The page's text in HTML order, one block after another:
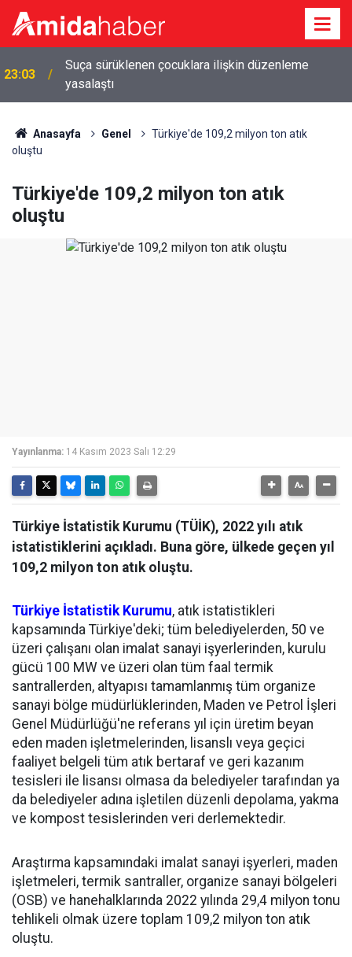
23:03
Suça sürüklenen çocuklara ilişkin düzenleme
yasalaştı
Anasayfa Genel
Türkiye'de 109,2 milyon ton atık
oluştu
Türkiye'de 109,2 milyon ton atık
oluştu
Yayınlanma: 14 Kasım 2023 Salı 12:29
Türkiye İstatistik Kurumu (TÜİK), 2022 yılı atık
istatistiklerini açıkladı. Buna göre, ülkede geçen yıl
109,2 milyon ton atık oluştu.
Türkiye İstatistik Kurumu, atık istatistikleri
kapsamında Türkiye'deki; tüm belediyelerden, 50 ve
üzeri çalışanı olan imalat sanayi işyerlerinden, kurulu
gücü 100 MW ve üzeri olan tüm faal termik
santrallerden, altyapısı tamamlanmış tüm organize
sanayi bölge müdürlüklerinden, Maden ve Petrol İşleri
Genel Müdürlüğü'ne referans yıl için üretim beyan
eden maden işletmelerinden, lisanslı veya geçici
faaliyet belgeli tüm atık bertaraf ve geri kazanım
tesisleri ile lisansı olmasa da belediyeler tarafından ya
da belediyeler adına işletilen düzenli depolama, yakma
ve kompost tesislerinden veri derlemektedir.
Araştırma kapsamındaki imalat sanayi işyerleri, maden
işletmeleri, termik santraller, organize sanayi bölgeleri
(OSB) ve hanehalklarında 2022 yılında 29,4 milyon tonu
tehlikeli olmak üzere toplam 109,2 milyon ton atık
oluştu.